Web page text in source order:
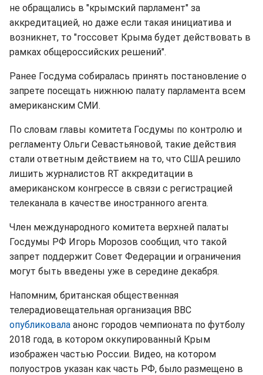
не обращались в "крымский парламент" за
аккредитацией, но даже если такая инициатива и
возникнет, то "госсовет Крыма будет действовать в
рамках общероссийских решений".
Ранее Госдума собиралась принять постановление о
запрете посещать нижнюю палату парламента всем
американским СМИ.
По словам главы комитета Госдумы по контролю и
регламенту Ольги Севастьяновой, такие действия
стали ответным действием на то, что США решило
лишить журналистов RT аккредитации в
американском конгрессе в связи с регистрацией
телеканала в качестве иностранного агента.
Член международного комитета верхней палаты
Госдумы РФ Игорь Морозов сообщил, что такой
запрет поддержит Совет Федерации и ограничения
могут быть введены уже в середине декабря.
Напомним, британская общественная
телерадиовещательная организация ВВС
опубликовала анонс городов чемпионата по футболу
2018 года, в котором оккупированный Крым
изображен частью России. Видео, на котором
полуостров указан как часть РФ, было размещено в